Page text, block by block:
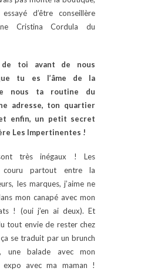
d’être conseillère
Cristina Cordula du
toi avant de nous
tu es l’âme de la
nous ta routine du
adresse, ton quartier
enfin, un petit secret
Les Impertinentes !
très inégaux ! Les
couru partout entre la
les marques, j’aime ne
mon canapé avec mon
! (oui j’en ai deux). Et
tout envie de rester chez
se traduit par un brunch
une balade avec mon
expo avec ma maman !